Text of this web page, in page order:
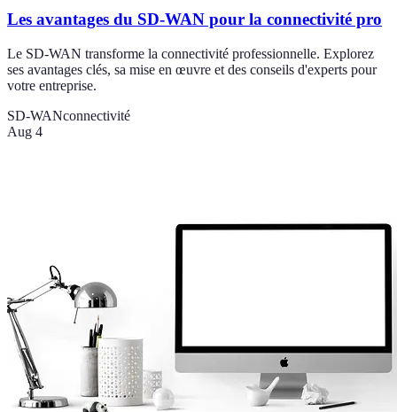
Les avantages du SD-WAN pour la connectivité pro
Le SD-WAN transforme la connectivité professionnelle. Explorez
ses avantages clés, sa mise en œuvre et des conseils d'experts pour
votre entreprise.
SD-WANconnectivité
Aug 4